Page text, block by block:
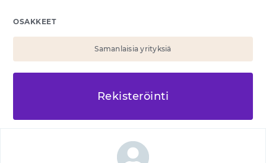
OSAKKEET
Samanlaisia yrityksiä
Rekisteröinti